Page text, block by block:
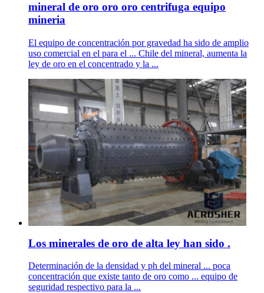
mineral de oro oro oro centrifuga equipo
mineria
El equipo de concentración por gravedad ha sido de amplio
uso comercial en el para el ... Chile del mineral, aumenta la
ley de oro en el concentrado y la ...
Los minerales de oro de alta ley han sido .
Determinación de la densidad y ph del mineral ... poca
concentración que existe tanto de oro como ... equipo de
seguridad respectivo para la ...